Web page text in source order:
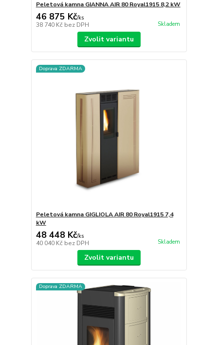
Peletová kamna GIANNA AIR 80 Royal1915 8,2 kW
46 875 Kč/ks
38 740 Kč bez DPH Skladem
Zvolit variantu
Doprava ZDARMA
Peletová kamna GIGLIOLA AIR 80 Royal1915 7,4
kW
48 448 Kč/ks
40 040 Kč bez DPH Skladem
Zvolit variantu
Doprava ZDARMA